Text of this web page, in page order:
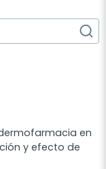
en
y efecto de